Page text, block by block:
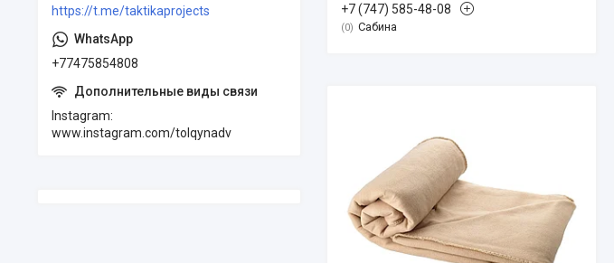
+7 (747) 585-48-08
0 Сабина
https://t.me/taktikaprojects
+77475854808
Instagram
www.instagram.com/tolqynadv